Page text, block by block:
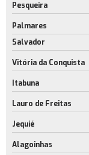
Pesqueira
Palmares
Salvador
Vitória da Conquista
Itabuna
Lauro de Freitas
Jequié
Alagoinhas